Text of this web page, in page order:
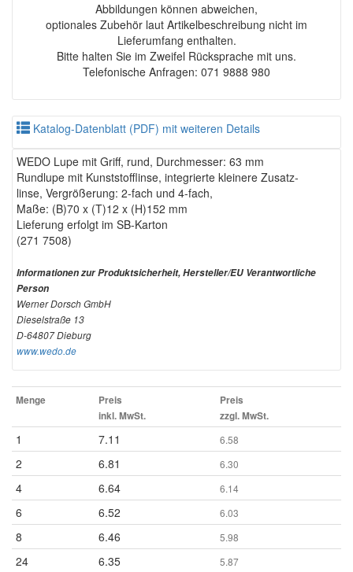
Abbildungen können abweichen,
optionales Zubehör laut Artikelbeschreibung nicht im
Lieferumfang enthalten.
Bitte halten Sie im Zweifel Rücksprache mit uns.
Telefonische Anfragen: 071 9888 980
Katalog-Datenblatt (PDF) mit weiteren Details
WEDO Lupe mit Griff, rund, Durchmesser: 63 mm
Rundlupe mit Kunststofflinse, integrierte kleinere Zusatz-
linse, Vergrößerung: 2-fach und 4-fach,
Maße: (B)70 x (T)12 x (H)152 mm
Lieferung erfolgt im SB-Karton
(271 7508)
Informationen zur Produktsicherheit, Hersteller/EU Verantwortliche
Person
Werner Dorsch GmbH
Dieselstraße 13
D-64807 Dieburg
www.wedo.de
Menge
Preis
inkl. MwSt.
Preis
zzgl. MwSt.
1 7.11 6.58
2 6.81 6.30
4 6.64 6.14
6 6.52 6.03
8 6.46 5.98
24 6.35
5.87